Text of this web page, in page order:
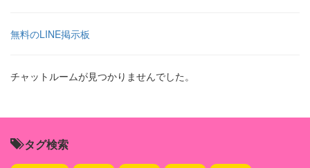
無料のLINE掲示板
チャットルームが見つかりませんでした。
タグ検索